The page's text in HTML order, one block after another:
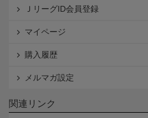
ＪリーグID会員登録
マイページ
購入履歴
メルマガ設定
関連リンク